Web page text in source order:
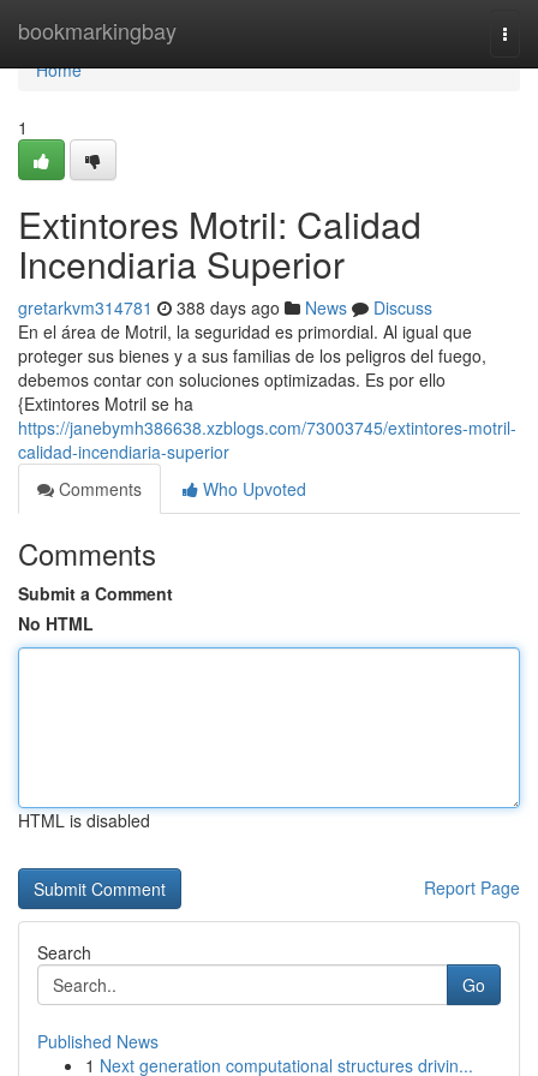
bookmarkingbay
Home
Home
1
Extintores Motril: Calidad
Incendiaria Superior
gretarkvm314781 388 days ago News
Discuss
En el área de Motril, la seguridad es primordial. Al igual que
proteger sus bienes y a sus familias de los peligros del fuego,
debemos contar con soluciones optimizadas. Es por ello
{Extintores Motril se ha
https://janebymh386638.xzblogs.com/73003745/extintores-motril-
calidad-incendiaria-superior
Comments
Who Upvoted
Comments
Submit a Comment
No HTML
HTML is disabled
Report Page
Search
Go
Published News
1 Next generation computational structures drivin...